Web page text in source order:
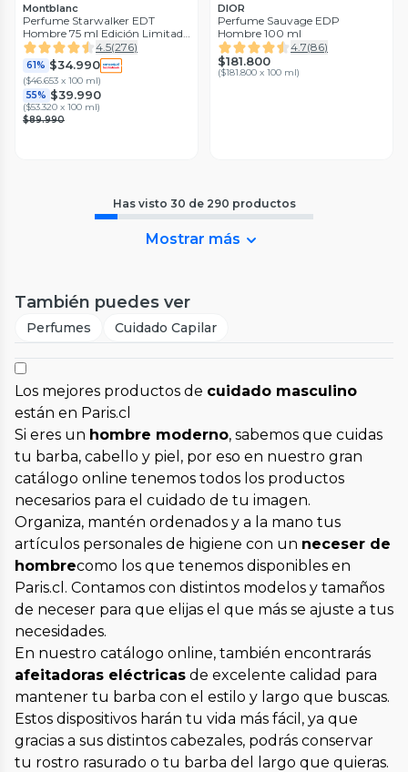
Montblanc
Perfume Starwalker EDT
Hombre 75 ml Edición Limitada
Montblanc
4.5(276)
61% $34.990
($46.653 x 100 ml)
55% $39.990
($53.320 x 100 ml)
$89.990
DIOR
Perfume Sauvage EDP
Hombre 100 ml
4.7(86)
$181.800
($181.800 x 100 ml)
Has visto 30 de 290 productos
Mostrar más
También puedes ver
Perfumes Cuidado Capilar
Los mejores productos de cuidado masculino
están en Paris.cl
Si eres un hombre moderno, sabemos que cuidas
tu barba, cabello y piel, por eso en nuestro gran
catálogo online tenemos todos los productos
necesarios para el cuidado de tu imagen.
Organiza, mantén ordenados y a la mano tus
artículos personales de higiene con un neceser de
hombrecomo los que tenemos disponibles en
Paris.cl. Contamos con distintos modelos y tamaños
de neceser para que elijas el que más se ajuste a tus
necesidades.
En nuestro catálogo online, también encontrarás
afeitadoras eléctricas de excelente calidad para
mantener tu barba con el estilo y largo que buscas.
Estos dispositivos harán tu vida más fácil, ya que
gracias a sus distintos cabezales, podrás conservar
tu rostro rasurado o tu barba del largo que quieras.